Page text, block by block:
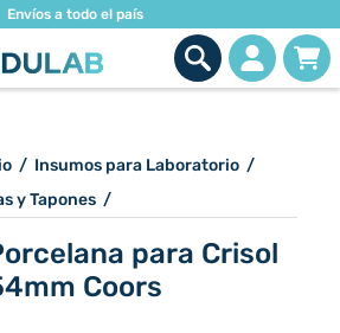
Envíos a todo el país
/ Insumos para Laboratorio /
y Tapones /
para Crisol
Coors